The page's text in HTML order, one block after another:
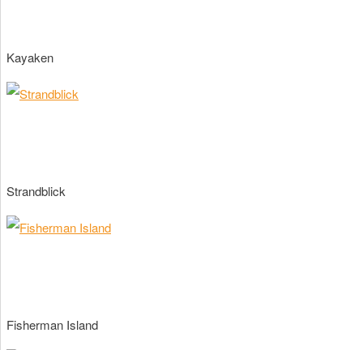
Kayaken
Strandblick
Fisherman Island